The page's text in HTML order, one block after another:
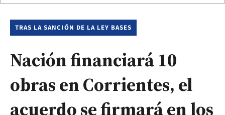
TRAS LA SANCIÓN DE LA LEY BASES
Nación financiará 10
obras en Corrientes, el
acuerdo se firmará en los